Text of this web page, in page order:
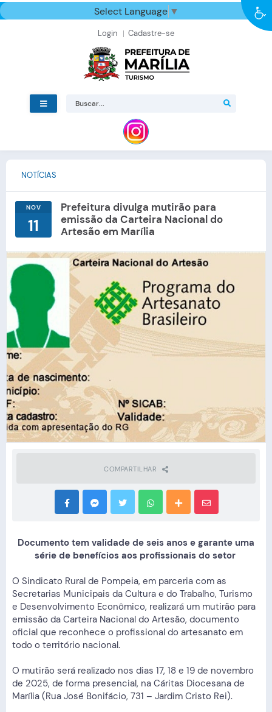
Select Language ▼
Login Cadastre-se
NOTÍCIAS
NOV
11
Prefeitura divulga mutirão para
emissão da Carteira Nacional do
Artesão em Marília
COMPARTILHAR
Documento tem validade de seis anos e garante uma
série de benefícios aos profissionais do setor
O Sindicato Rural de Pompeia, em parceria com as
Secretarias Municipais da Cultura e do Trabalho, Turismo
e Desenvolvimento Econômico, realizará um mutirão para
emissão da Carteira Nacional do Artesão, documento
oficial que reconhece o profissional do artesanato em
todo o território nacional.
O mutirão será realizado nos dias 17, 18 e 19 de novembro
de 2025, de forma presencial, na Cáritas Diocesana de
Marília (Rua José Bonifácio, 731 – Jardim Cristo Rei).